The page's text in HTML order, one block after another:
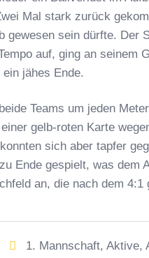
Mal stark zurück
gewesen sein dürfte. Der
auf, ging an
jähes Ende.
Teams um jeden
gelb-roten Karte
sich aber tapfer
Ende gespielt, was dem
an, die nach dem
1. Mannschaft, Aktive,